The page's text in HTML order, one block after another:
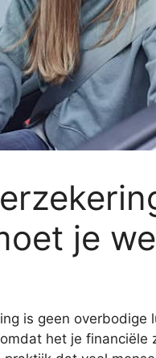
je
is geen
het je